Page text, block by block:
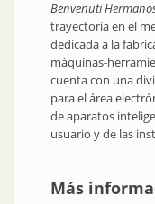
Benvenuti
trayectoria en el
dedicada a la
máquinas-
cuenta con una
para el área
de aparatos
usuario y de las
Más